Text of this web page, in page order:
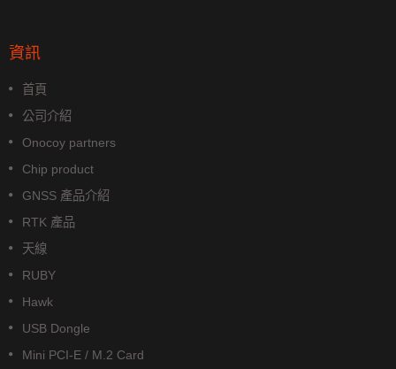
資訊
首頁
公司介紹
Onocoy partners
Chip product
GNSS 產品介紹
RTK 產品
天線
RUBY
Hawk
USB Dongle
Mini PCI-E / M.2 Card